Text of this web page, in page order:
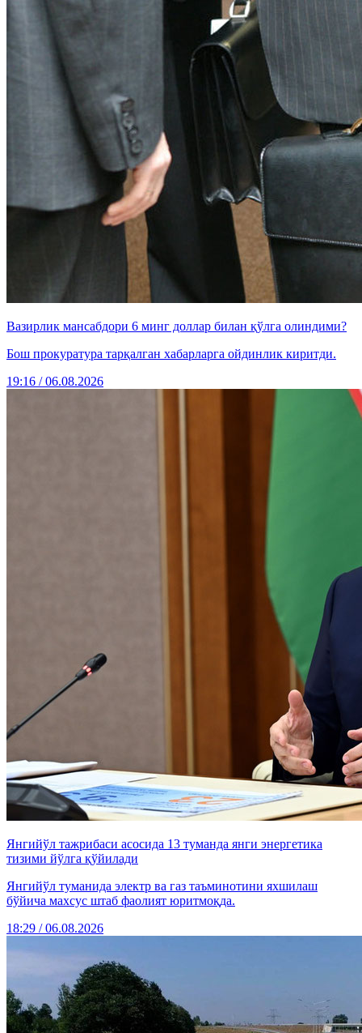
Вазирлик мансабдори 6 минг доллар билан қўлга олиндими?
Бош прокуратура тарқалган хабарларга ойдинлик киритди.
19:16 / 06.08.2026
Янгийўл тажрибаси асосида 13 туманда янги энергетика
тизими йўлга қўйилади
Янгийўл туманида электр ва газ таъминотини яхшилаш
бўйича махсус штаб фаолият юритмоқда.
18:29 / 06.08.2026